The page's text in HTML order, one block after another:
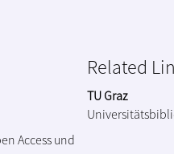
Access und
Related
TU Graz